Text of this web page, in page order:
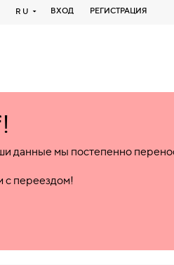
RU ВХОД РЕГИСТРАЦИЯ
данные мы постепенно
с переездом!